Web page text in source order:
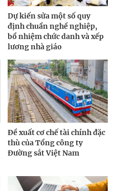
Dự kiến sửa một số quy
định chuẩn nghề nghiệp,
bổ nhiệm chức danh và xếp
lương nhà giáo
Đề xuất cơ chế tài chính đặc
thù của Tổng công ty
Đường sắt Việt Nam